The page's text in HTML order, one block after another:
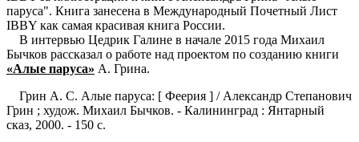
паруса". Книга занесена в Международный Почетный Лист
IBBY как самая красивая книга России.
В интервью Цедрик Галине в начале 2015 года Михаил
Бычков рассказал о работе над проектом по созданию книги
«Алые паруса» А. Грина.
Грин А. С. Алые паруса: [ Феерия ] / Александр Степанович
Грин ; худож. Михаил Бычков. - Калининград : Янтарный
сказ, 2000. - 150 с.